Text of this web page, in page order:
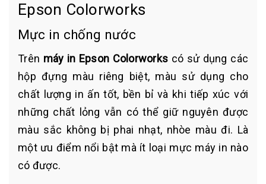
Epson Colorworks
Mực in chống nước
Trên máy in Epson Colorworks có sử dụng các
hộp đựng màu riêng biệt, màu sử dụng cho
chất lượng in ấn tốt, bền bỉ và khi tiếp xúc với
những chất lỏng vẫn có thể giữ nguyên được
màu sắc không bị phai nhạt, nhòe màu đi. Là
một ưu điểm nổi bật mà ít loại mực máy in nào
có được.